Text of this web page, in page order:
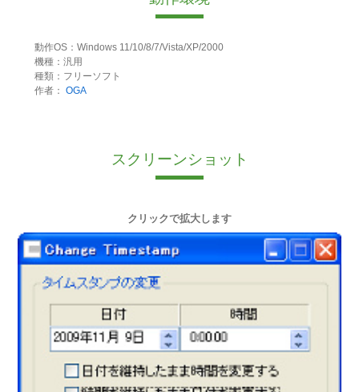
動作OS：Windows 11/10/8/7/Vista/XP/2000
機種：汎用
種類：フリーソフト
作者： OGA
スクリーンショット
クリックで拡大します